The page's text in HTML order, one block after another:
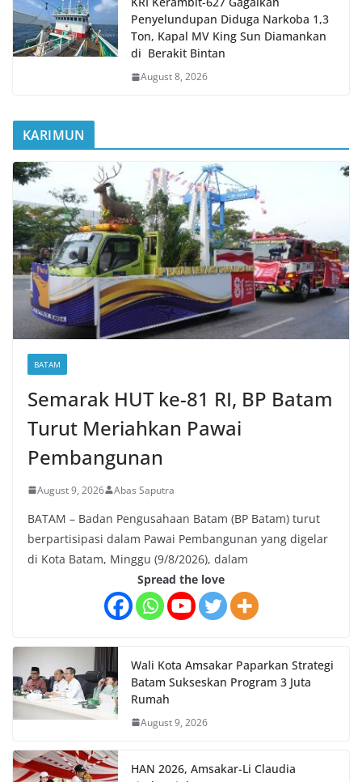
Penyelundupan Diduga Narkoba 1,3
Ton, Kapal MV King Sun Diamankan
di Berakit Bintan
August 8, 2026
KARIMUN
BATAM
Semarak HUT ke-81 RI, BP Batam
Turut Meriahkan Pawai
Pembangunan
August 9, 2026 Abas Saputra
BATAM – Badan Pengusahaan Batam (BP Batam) turut
berpartisipasi dalam Pawai Pembangunan yang digelar
di Kota Batam, Minggu (9/8/2026), dalam
Spread the love
Wali Kota Amsakar Paparkan Strategi
Batam Sukseskan Program 3 Juta
Rumah
August 9, 2026
HAN 2026, Amsakar-Li Claudia